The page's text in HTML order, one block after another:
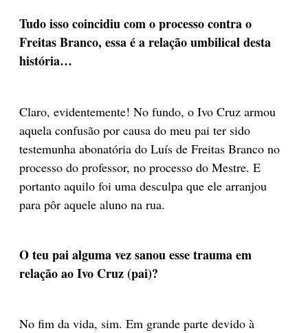
Tudo isso coincidiu com o processo contra o
Freitas Branco, essa é a relação umbilical desta
história…
Claro, evidentemente! No fundo, o Ivo Cruz armou
aquela confusão por causa do meu pai ter sido
testemunha abonatória do Luís de Freitas Branco no
processo do professor, no processo do Mestre. E
portanto aquilo foi uma desculpa que ele arranjou
para pôr aquele aluno na rua.
O teu pai alguma vez sanou esse trauma em
relação ao Ivo Cruz (pai)?
No fim da vida, sim. Em grande parte devido à